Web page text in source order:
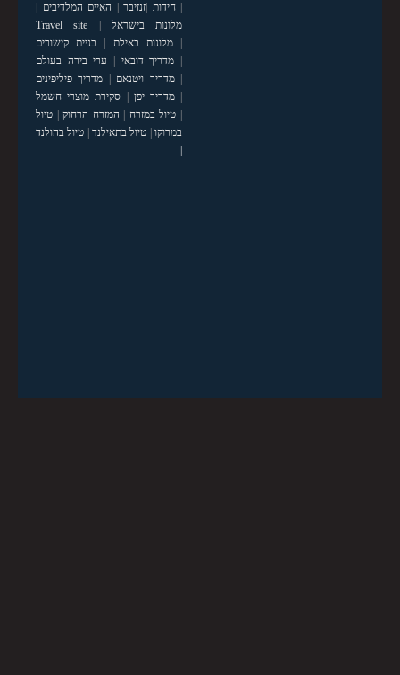
|חידות זנזיבר האיים המלדיבים
מלונות בישראל
Travel site
|מלונות באילת
בניית קישורים
מדריך דובאי
ערי בירה בעולם
|מדריך ויטנאם
מדריך פיליפינים
|מדריך יפן
סקירת מוצרי חשמל
טיול במזרח המזרח הרחוק| טיול
במרוקו| טיול בתאילנד| טיול בהולנד